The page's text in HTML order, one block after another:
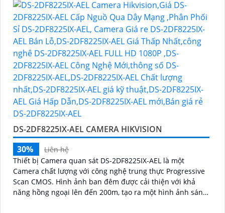
DS-2DF8225IX-AEL CAMERA HIKVISION
30%
Liên hệ
Thiết bị Camera quan sát DS-2DF8225IX-AEL là một
Camera chất lượng với công nghệ trung thực Progressive
Scan CMOS. Hình ảnh ban đêm được cải thiện với khả
năng hồng ngoại lên đến 200m, tạo ra một hình ảnh sáng